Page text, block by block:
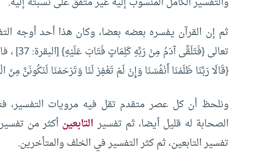
ثم إن القرآن يفسره بعضه بعضا، وكان هذا أحد أوجه
تعالى
{قَالَا رَبَّنَا ظَلَمْنَا أَنْفُسَنَا وَإِنْ لَمْ تَغْفِرْ لَنَا وَتَرْحَمْنَا لَنَكُونَنَّ مِنَ
ونلحظ أن كل عصر متقدم تقل فيه مرويات التفسير،
الصحابة له قليل أيضا، ثم تفسير التابعين أكثر من
تفسير التابعين، ثم كثر التفسير في الخلف والمتأخرين.